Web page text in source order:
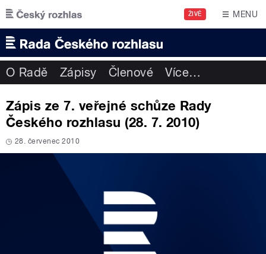
Přejít k hlavnímu obsahu
ŽIVĚ MENU
O Radě Zápisy Členové Více…
Zápis ze 7. veřejné schůze Rady
Českého rozhlasu (28. 7. 2010)
28. červenec 2010